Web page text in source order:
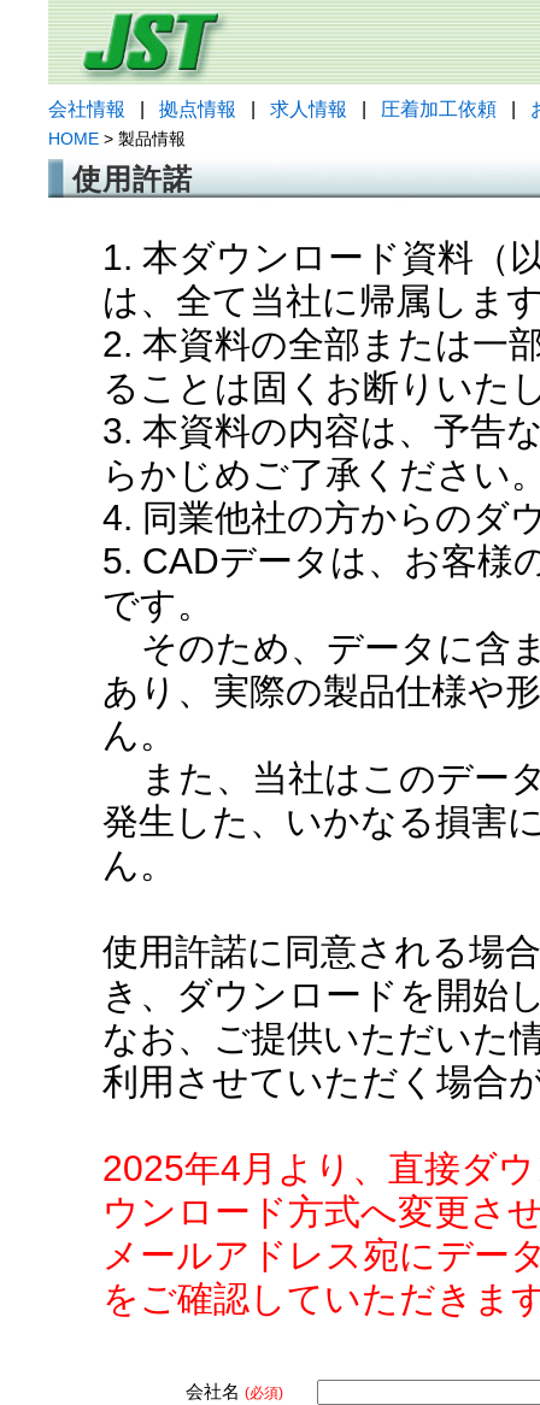
会社情報 拠点情報 求人情報 圧着加工依頼
HOME > 製品情報
使用許諾
1. 本ダウンロード資料（
は、全て当社に帰属しま
2. 本資料の全部または一
ることは固くお断りいた
3. 本資料の内容は、予告
らかじめご了承ください
4. 同業他社の方からのダ
5. CADデータは、お客様
です。
そのため、データに含
あり、実際の製品仕様や
ん。
また、当社はこのデー
発生した、いかなる損害
ん。
使用許諾に同意される場
き、ダウンロードを開始
なお、ご提供いただいた
利用させていただく場合
2025年4月より、直接ダ
ウンロード方式へ変更さ
メールアドレス宛にデー
をご確認していただきま
会社名 (必須)